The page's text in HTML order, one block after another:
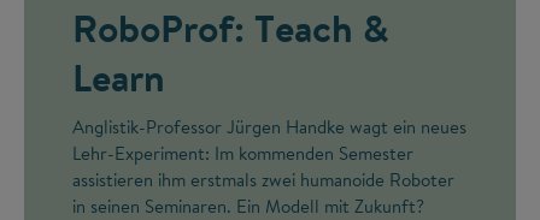
RoboProf: Teach &
Learn
Anglistik-Professor Jürgen Handke wagt ein neues
Lehr-Experiment: Im kommenden Semester
assistieren ihm erstmals zwei humanoide Roboter
in seinen Seminaren. Ein Modell mit Zukunft?